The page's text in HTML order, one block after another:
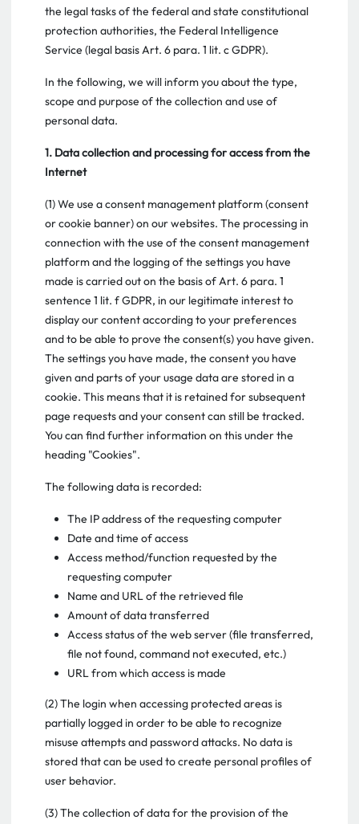
the legal tasks of the federal and state constitutional
protection authorities, the Federal Intelligence
Service (legal basis Art. 6 para. 1 lit. c GDPR).
In the following, we will inform you about the type,
scope and purpose of the collection and use of
personal data.
1. Data collection and processing for access from the
Internet
(1) We use a consent management platform (consent
or cookie banner) on our websites. The processing in
connection with the use of the consent management
platform and the logging of the settings you have
made is carried out on the basis of Art. 6 para. 1
sentence 1 lit. f GDPR, in our legitimate interest to
display our content according to your preferences
and to be able to prove the consent(s) you have given.
The settings you have made, the consent you have
given and parts of your usage data are stored in a
cookie. This means that it is retained for subsequent
page requests and your consent can still be tracked.
You can find further information on this under the
heading "Cookies".
The following data is recorded:
The IP address of the requesting computer
Date and time of access
Access method/function requested by the
requesting computer
Name and URL of the retrieved file
Amount of data transferred
Access status of the web server (file transferred,
file not found, command not executed, etc.)
URL from which access is made
(2) The login when accessing protected areas is
partially logged in order to be able to recognize
misuse attempts and password attacks. No data is
stored that can be used to create personal profiles of
user behavior.
(3) The collection of data for the provision of the